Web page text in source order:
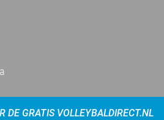
DE GRATIS VOLLEYBALDIRECT.NL